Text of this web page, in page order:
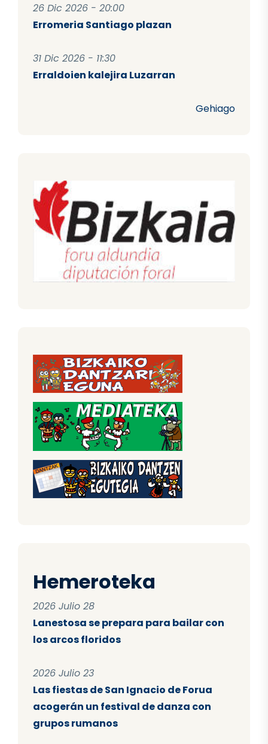
26 Dic 2026 - 20:00
Erromeria Santiago plazan
31 Dic 2026 - 11:30
Erraldoien kalejira Luzarran
Gehiago
Hemeroteka
2026 Julio 28
Lanestosa se prepara para bailar con
los arcos floridos
2026 Julio 23
Las fiestas de San Ignacio de Forua
acogerán un festival de danza con
grupos rumanos